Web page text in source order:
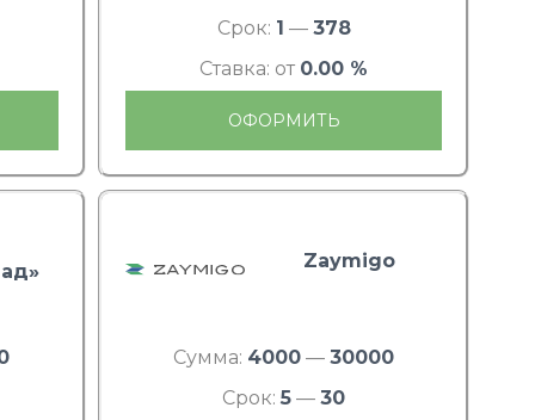
Срок: 1 — 378
Ставка: от 0.00 %
ОФОРМИТЬ
Zaymigo
Сумма: 4000 — 30000
Срок: 5 — 30